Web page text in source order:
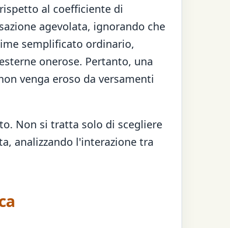
al coefficiente di
agevolata, ignorando che
semplificato ordinario,
onerose. Pertanto, una
venga eroso da versamenti
Non si tratta solo di scegliere
analizzando l'interazione tra